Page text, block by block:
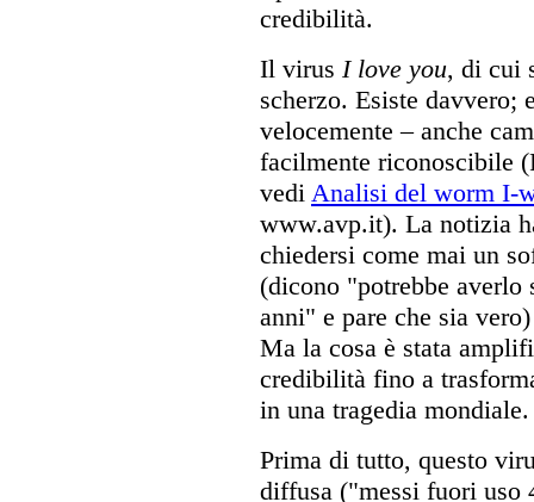
credibilità.
Il virus I love you, di cui
scherzo. Esiste davvero;
velocemente – anche
facilmente riconoscibile
vedi Analisi del worm I-
www.avp.it). La notizia
chiedersi come mai un
(dicono "potrebbe
anni" e pare che sia
Ma la cosa è stata
credibilità fino a
in una tragedia
Prima di tutto, questo
diffusa ("messi fuori uso